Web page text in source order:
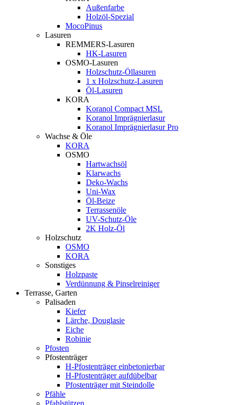
Außenfarbe
Holzöl-Spezial
MocoPinus
Lasuren
REMMERS-Lasuren
HK-Lasuren
OSMO-Lasuren
Holzschutz-Öllasuren
1 x Holzschutz-Lasuren
Öl-Lasuren
KORA
Koranol Compact MSL
Koranol Imprägnierlasur
Koranol Imprägnierlasur Pro
Wachse & Öle
KORA
OSMO
Hartwachsöl
Klarwachs
Deko-Wachs
Uni-Wax
Öl-Beize
Terrassenöle
UV-Schutz-Öle
2K Holz-Öl
Holzschutz
OSMO
KORA
Sonstiges
Holzpaste
Verdünnung & Pinselreiniger
Terrasse, Garten
Palisaden
Kiefer
Lärche, Douglasie
Eiche
Robinie
Pfosten
Pfostenträger
H-Pfostenträger einbetonierbar
H-Pfostenträger aufdübelbar
Pfostenträger mit Steindolle
Pfähle
Pfahlstützen